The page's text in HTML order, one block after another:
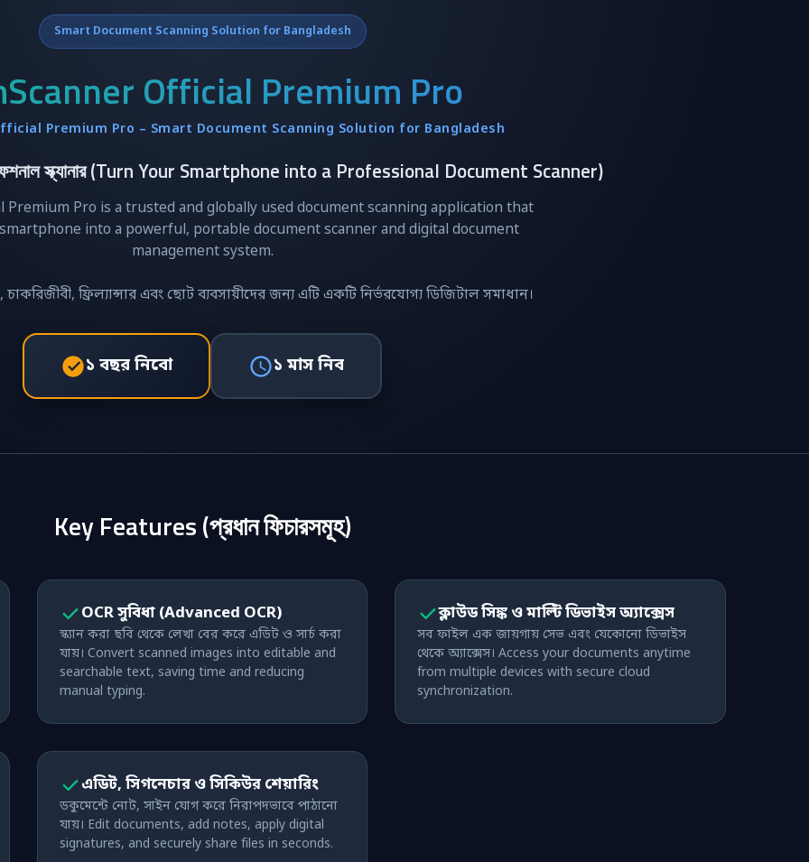
Smart Document Scanning Solution for Bangladesh
Official Premium Pro
Premium Pro – Smart Document Scanning Solution for Bangladesh
প্রফেশনাল স্ক্যানার (Turn Your Smartphone into a Professional Document Scanner)
Premium Pro is a trusted and globally used document scanning application that
into a powerful, portable document scanner and digital document
management system.
চাকরিজীবী, ফ্রিল্যান্সার এবং ছোট ব্যবসায়ীদের জন্য এটি একটি নির্ভরযোগ্য ডিজিটাল সমাধান।
১ বছর নিবো ১ মাস নিব
Key Features (প্রধান ফিচারসমূহ)
OCR সুবিধা (Advanced OCR)
স্ক্যান করা ছবি থেকে লেখা বের করে এডিট ও সার্চ করা
যায়। Convert scanned images into editable and
searchable text, saving time and reducing
manual typing.
ক্লাউড সিঙ্ক ও মাল্টি ডিভাইস অ্যাক্সেস
সব ফাইল এক জায়গায় সেভ এবং যেকোনো ডিভাইস
থেকে অ্যাক্সেস। Access your documents anytime
from multiple devices with secure cloud
synchronization.
এডিট, সিগনেচার ও সিকিউর শেয়ারিং
ডকুমেন্টে নোট, সাইন যোগ করে নিরাপদভাবে পাঠানো
যায়। Edit documents, add notes, apply digital
signatures, and securely share files in seconds.